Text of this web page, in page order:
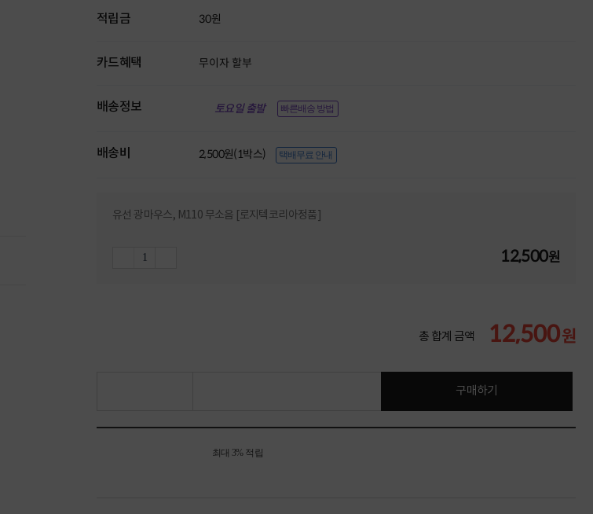
적립금 30원
카드혜택 무이자 할부
배송정보 토요일 출발 빠른배송 방법
배송비 2,500원(1박스) 택배무료 안내
유선 광마우스, M110 무소음 [로지텍코리아정품]
12,500원
총 합계 금액 12,500원
구매하기
최대 3% 적립